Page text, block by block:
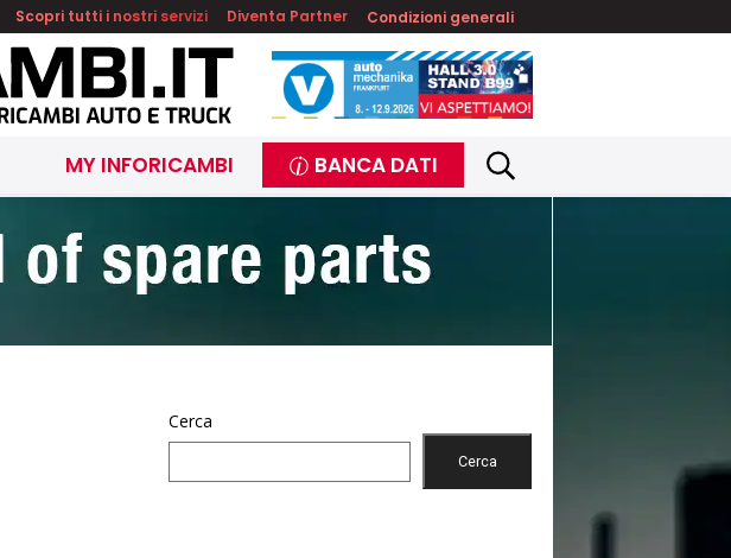
Scopri tutti i nostri servizi Diventa Partner Condizioni generali
MY INFORICAMBI BANCA DATI
Cerca
Cerca